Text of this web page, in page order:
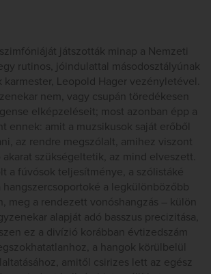
játszották minap a Nemzeti
rutinos, jóindulattal másodosztályúnak
Leopold Hager vezényletével.
nem, vagy csupán töredékesen
elképzeléseit; most azonban épp a
ennek: amit a muzsikusok saját erőből
az rendre megszólalt, amihez viszont
szükségeltetik, az mind elveszett.
a fúvósok teljesítménye, a szólistáké
hangszercsoportoké a legkülönbözőbb
meg a rendezett vonóshangzás – külön
alapját adó basszus precizitása,
ez a divízió korábban évtizedszám
a hangok körülbelül
amitől csirizes lett az egész